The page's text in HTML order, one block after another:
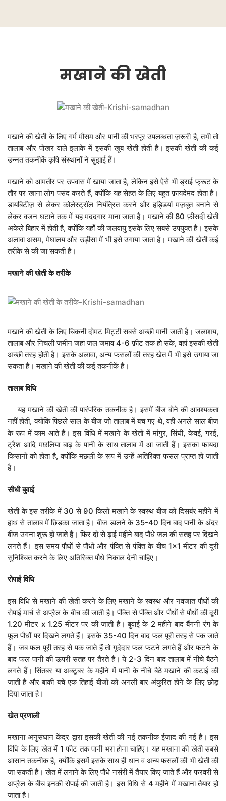
मखानेकीखेती
मखाने की खेती के लिए गर्म मौसम और पानी की भरपूर उपलब्धता ज़रूरी है, तभी तो
तालाब और पोखर वाले इलाके में इसकी खूब खेती होती है। इसकी खेती की कई
उन्नत तकनीकें कृषि संस्थानों ने सुझाई हैं।
मखाने को आमतौर पर उपवास में खाया जाता है, लेकिन इसे ऐसे भी ड्राई फ्रूट के
तौर पर खाना लोग पसंद करते हैं, क्योंकि यह सेहत के लिए बहुत फ़ायदेमंद होता है।
डायबिटीज़ से लेकर कोलेस्ट्रॉल नियंत्रित करने और हड्डियां मज़बूत बनाने से
लेकर वजन घटाने तक में यह मददगार माना जाता है। मखाने की 80 फ़ीसदी खेती
अकेले बिहार में होती है, क्योंकि यहाँ की जलवायु इसके लिए सबसे उपयुक्त है। इसके
अलावा असम, मेघालय और उड़ीसा में भी इसे उगाया जाता है। मखाने की खेती कई
तरीके से की जा सकती है।
मखाने की खेती के तरीके
मखाने की खेती के लिए चिकनी दोमट मिट्टी सबसे अच्छी मानी जाती है। जलाशय,
तालाब और निचली ज़मीन जहां जल जमाव 4-6 फ़ीट तक हो सके, वहां इसकी खेती
अच्छी तरह होती है। इसके अलावा, अन्य फसलों की तरह खेत में भी इसे उगाया जा
सकता है। मखाने की खेती की कई तकनीकें हैं।
तालाब विधि
यह मखाने की खेती की पारंपरिक तकनीक है। इसमें बीज बोने की आवश्यकता
नहीं होती, क्योंकि पिछले साल के बीज जो तालाब में बच गए थे, वही अगले साल बीज
के रूप में काम आते हैं। इस विधि में मखाने के खेतों में मांगुर, सिंघी, केवई, गरई,
ट्रैश आदि मछलिया बाढ़ के पानी के साथ तालाब में आ जाती हैं। इसका फायदा
किसानों को होता है, क्योंकि मछली के रूप में उन्हें अतिरिक्त फसल प्राप्त हो जाती
है।
सीधी बुवाई
खेती के इस तरीके में 30 से 90 किलो मखाने के स्वस्थ बीज को दिसबंर महीने में
हाथ से तालाब में छिड़का जाता है। बीज डालने के 35-40 दिन बाद पानी के अंदर
बीज उगना शुरू हो जाते हैं। फिर दो से ढ़ाई महीने बाद पौधे जल की सतह पर दिखने
लगते हैं। इस समय पौधों से पौधों और पंक्ति से पंक्ति के बीच 1×1 मीटर की दूरी
सुनिश्चित करने के लिए अतिरिक्त पौधे निकाल देनी चाहिए।
रोपाई विधि
इस विधि से मखाने की खेती करने के लिए मखाने के स्वस्थ और नवजात पौधों की
रोपाई मार्च से अप्रैल के बीच की जाती है। पंक्ति से पंक्ति और पौधों से पौधों की दूरी
1.20 मीटर x 1.25 मीटर पर की जाती है। बुवाई के 2 महीने बाद बैंगनी रंग के
फूल पौधों पर दिखने लगते हैं। इसके 35-40 दिन बाद फल पूरी तरह से पक जाते
हैं। जब फल पूरी तरह से पक जाते हैं तो गूदेदार फल फटने लगते हैं और फटने के
बाद फल पानी की ऊपरी सतह पर तैरते हैं। ये 2-3 दिन बाद तालाब में नीचे बैठने
लगते हैं। सिंतबर या अक्टूबर के महीने में पानी के नीचे बैठे मखाने की कटाई की
जाती है और बाकी बचे एक तिहाई बीजों को अगली बार अंकुरित होने के लिए छोड़
दिया जाता है।
खेत प्रणाली
मखाना अनुसंधान केंद्र द्वारा इसकी खेती की नई तकनीक ईज़ाद की गई है। इस
विधि के लिए खेत में 1 फीट तक पानी भरा होना चाहिए। यह मखाना की खेती सबसे
आसान तकनीक है, क्योंकि इसमें इसके साथ ही धान व अन्य फसलों की भी खेती की
जा सकती है। खेत में लगाने के लिए पौधे नर्सरी में तैयार किए जाते हैं और फरवरी से
अप्रैल के बीच इनकी रोपाई की जाती है। इस विधि से 4 महीने में मखाना तैयार हो
जाता है।